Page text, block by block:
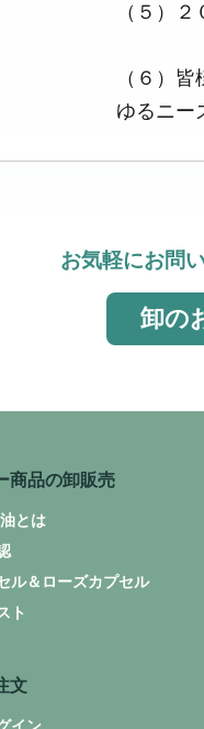
（５）
（６）
ゆるニー
お気軽にお問
卸の
商品の卸販売
とは
ル＆ローズカプセル
ト
文